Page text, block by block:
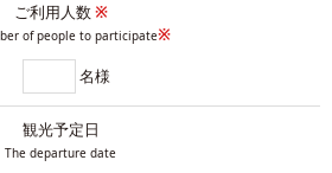
ご利用人数※
of people to participate※
名様
観光予定日
The departure date